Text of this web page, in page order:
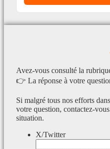
Avez-vous consulté la
👉 La réponse à votre
Si malgré tous nos efforts
votre question, contactez-
situation.
X/Twitter